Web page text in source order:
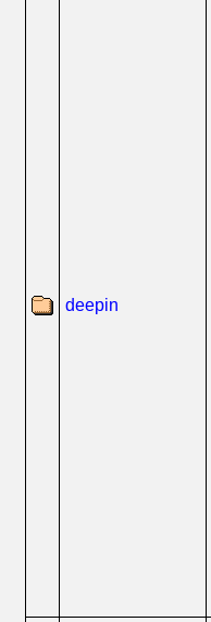
deepin